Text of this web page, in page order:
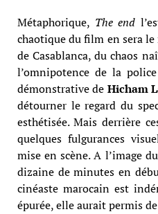
Métaphorique, The end
chaotique du film en sera
de Casablanca, du chaos
l’omnipotence de la
démonstrative de Hicham
détourner le regard du
esthétisée. Mais derrière
quelques fulgurances
mise en scène. A l’image
dizaine de minutes en
cinéaste marocain est
épurée, elle aurait permis